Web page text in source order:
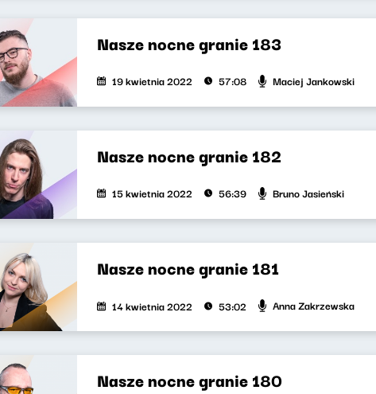
Nasze nocne granie 183
19 kwietnia 2022 57:08 Maciej Jankowski
Nasze nocne granie 182
15 kwietnia 2022 56:39 Bruno Jasieński
Nasze nocne granie 181
14 kwietnia 2022 53:02 Anna Zakrzewska
Nasze nocne granie 180